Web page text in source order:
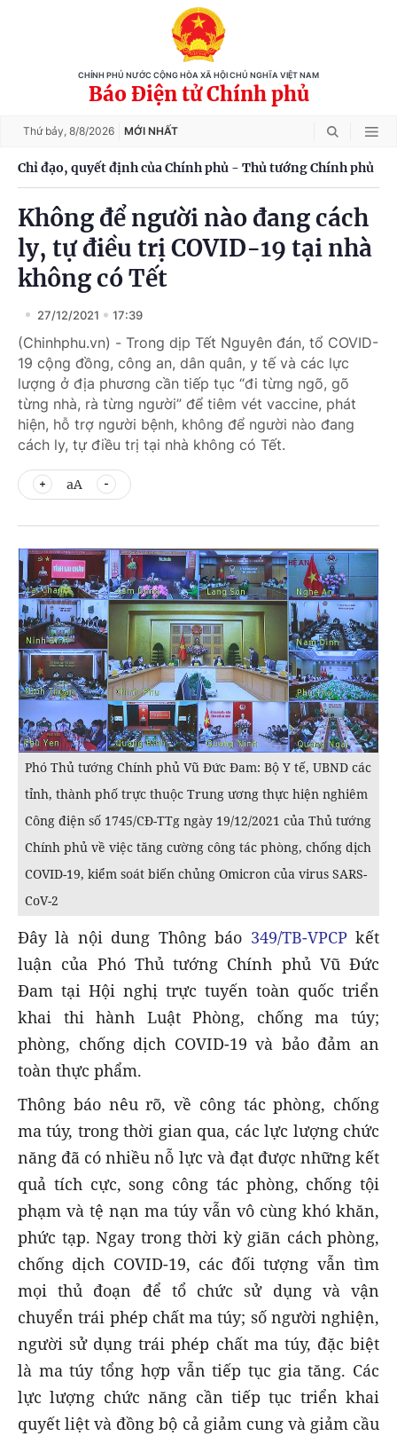
CHÍNH PHỦ NƯỚC CỘNG HÒA XÃ HỘI CHỦ NGHĨA VIỆT NAM
Báo Điện tử Chính phủ
Thứ bảy, 8/8/2026 MỚI NHẤT
Chỉ đạo, quyết định của Chính phủ - Thủ tướng Chính phủ
Không để người nào đang cách
ly, tự điều trị COVID-19 tại nhà
không có Tết
27/12/2021 17:39
(Chinhphu.vn) - Trong dịp Tết Nguyên đán, tổ COVID-
19 cộng đồng, công an, dân quân, y tế và các lực
lượng ở địa phương cần tiếp tục “đi từng ngõ, gõ
từng nhà, rà từng người” để tiêm vét vaccine, phát
hiện, hỗ trợ người bệnh, không để người nào đang
cách ly, tự điều trị tại nhà không có Tết.
aA
Phó Thủ tướng Chính phủ Vũ Đức Đam: Bộ Y tế, UBND các
tỉnh, thành phố trực thuộc Trung ương thực hiện nghiêm
Công điện số 1745/CĐ-TTg ngày 19/12/2021 của Thủ tướng
Chính phủ về việc tăng cường công tác phòng, chống dịch
COVID-19, kiểm soát biến chủng Omicron của virus SARS-
CoV-2
Đây là nội dung Thông báo 349/TB-VPCPkết
luận của Phó Thủ tướng Chính phủ Vũ Đức
Đam tại Hội nghị trực tuyến toàn quốc triển
khai thi hành Luật Phòng, chống ma túy;
phòng, chống dịch COVID-19 và bảo đảm an
toàn thực phẩm.
Thông báo nêu rõ, về công tác phòng, chống
ma túy, trong thời gian qua, các lực lượng chức
năng đã có nhiều nỗ lực và đạt được những kết
quả tích cực, song công tác phòng, chống tội
phạm và tệ nạn ma túy vẫn vô cùng khó khăn,
phức tạp. Ngay trong thời kỳ giãn cách phòng,
chống dịch COVID-19, các đối tượng vẫn tìm
mọi thủ đoạn để tổ chức sử dụng và vận
chuyển trái phép chất ma túy; số người nghiện,
người sử dụng trái phép chất ma túy, đặc biệt
là ma túy tổng hợp vẫn tiếp tục gia tăng. Các
lực lượng chức năng cần tiếp tục triển khai
quyết liệt và đồng bộ cả giảm cung và giảm cầu